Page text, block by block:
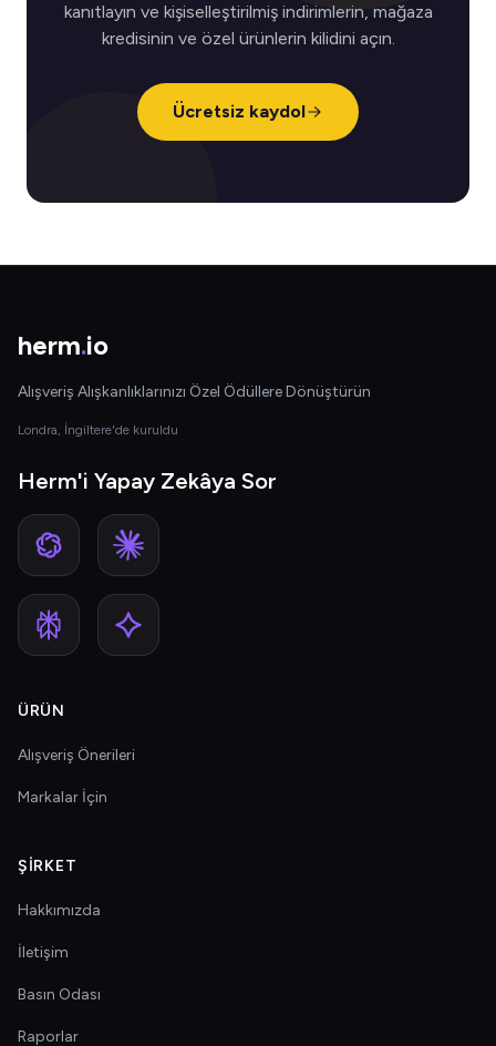
kanıtlayın ve kişiselleştirilmiş indirimlerin, mağaza
kredisinin ve özel ürünlerin kilidini açın.
Ücretsiz kaydol
herm.io
Alışveriş Alışkanlıklarınızı Özel Ödüllere Dönüştürün
Londra, İngiltere'de kuruldu
Herm'i Yapay Zekâya Sor
ÜRÜN
Alışveriş Önerileri
Markalar İçin
ŞIRKET
Hakkımızda
İletişim
Basın Odası
Raporlar